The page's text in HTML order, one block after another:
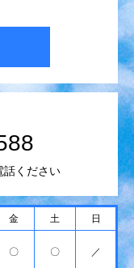
話ください
金 土 日
〇 〇 ／